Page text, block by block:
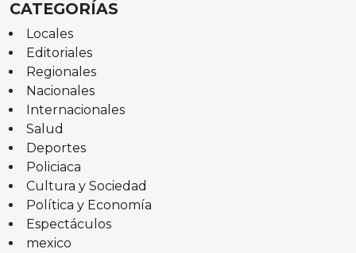
CATEGORÍAS
Locales
Editoriales
Regionales
Nacionales
Internacionales
Salud
Deportes
Policiaca
Cultura y Sociedad
Política y Economía
Espectáculos
mexico